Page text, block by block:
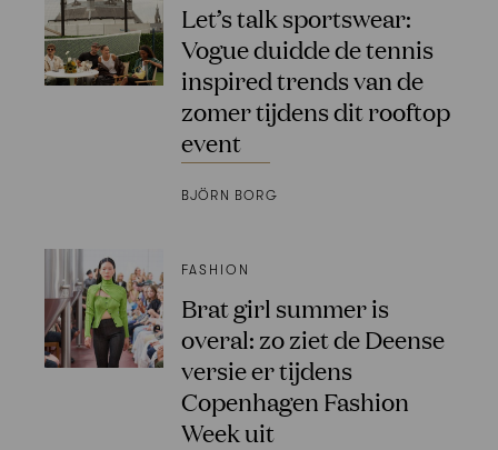
Let’s talk sportswear:
Vogue duidde de tennis
inspired trends van de
zomer tijdens dit rooftop
event
BJÖRN BORG
FASHION
Brat girl summer is
overal: zo ziet de Deense
versie er tijdens
Copenhagen Fashion
Week uit